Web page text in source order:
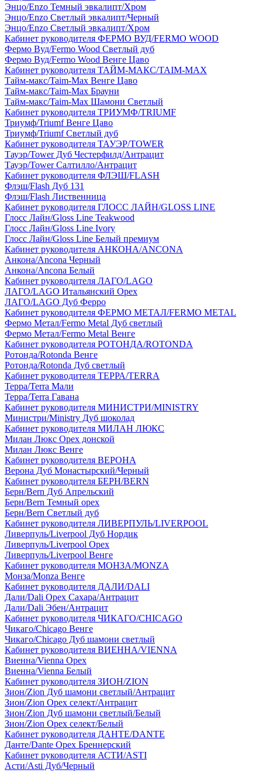
Энцо/Enzo Темный эвкалипт/Хром
Энцо/Enzo Светлый эвкалипт/Черный
Энцо/Enzo Светлый эвкалипт/Хром
Кабинет руководителя ФЕРМО ВУД/FERMO WOOD
Фермо Вуд/Fermo Wood Светлый дуб
Фермо Вуд/Fermo Wood Венге Цаво
Кабинет руководителя ТАЙМ-МАКС/TAIM-MAX
Тайм-макс/Taim-Max Венге Цаво
Тайм-макс/Taim-Max Брауни
Тайм-макс/Taim-Max Шамони Светлый
Кабинет руководителя ТРИУМФ/TRIUMF
Триумф/Triumf Венге Цаво
Триумф/Triumf Светлый дуб
Кабинет руководителя ТАУЭР/TOWER
Тауэр/Tower Дуб Честерфилд/Антрацит
Тауэр/Tower Салтилло/Антрацит
Кабинет руководителя ФЛЭШ/FLASH
Флэш/Flash Дуб 131
Флэш/Flash Лиственница
Кабинет руководителя ГЛОСС ЛАЙН/GLOSS LINE
Глосс Лайн/Gloss Line Teakwood
Глосс Лайн/Gloss Line Ivory
Глосс Лайн/Gloss Line Белый премиум
Кабинет руководителя АНКОНА/ANCONA
Анкона/Ancona Черный
Анкона/Ancona Белый
Кабинет руководителя ЛАГО/LAGO
ЛАГО/LAGO Итальянский Орех
ЛАГО/LAGO Дуб Ферро
Кабинет руководителя ФЕРМО МЕТАЛ/FERMO METAL
Фермо Метал/Fermo Metal Дуб светлый
Фермо Метал/Fermo Metal Венге
Кабинет руководителя РОТОНДА/ROTONDA
Ротонда/Rotonda Венге
Ротонда/Rotonda Дуб светлый
Кабинет руководителя ТЕРРА/TERRA
Терра/Terra Мали
Терра/Terra Гавана
Кабинет руководителя МИНИСТРИ/MINISTRY
Министри/Ministry Дуб шоколад
Кабинет руководителя МИЛАН ЛЮКС
Милан Люкс Орех донской
Милан Люкс Венге
Кабинет руководителя ВЕРОНА
Верона Дуб Монастырский/Черный
Кабинет руководителя БЕРН/BERN
Берн/Bern Дуб Апрельский
Берн/Bern Темный орех
Берн/Bern Светлый дуб
Кабинет руководителя ЛИВЕРПУЛЬ/LIVERPOOL
Ливерпуль/Liverpool Дуб Нордик
Ливерпуль/Liverpool Орех
Ливерпуль/Liverpool Венге
Кабинет руководителя МОНЗА/MONZA
Монза/Monza Венге
Кабинет руководителя ДАЛИ/DALI
Дали/Dali Орех Cахара/Антрацит
Дали/Dali Эбен/Антрацит
Кабинет руководителя ЧИКАГО/CHICAGO
Чикаго/Chicago Венге
Чикаго/Chicago Дуб шамони светлый
Кабинет руководителя ВИЕННА/VIENNA
Виенна/Vienna Орех
Виенна/Vienna Белый
Кабинет руководителя ЗИОН/ZION
Зион/Zion Дуб шамони светлый/Антрацит
Зион/Zion Орех селект/Антрацит
Зион/Zion Дуб шамони светлый/Белый
Зион/Zion Орех селект/Белый
Кабинет руководителя ДАНТЕ/DANTE
Данте/Dante Орех Бреннерский
Кабинет руководителя АСТИ/ASTI
Асти/Asti Дуб/Черный